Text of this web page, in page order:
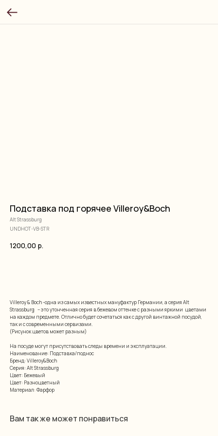
Подставка под горячее Villeroy&Boch
Alt Strassburg
UNDHOT-VB-STR
1200,00 р.
Villeroy & Boch -одна из самых известных мануфактур Германии, а серия Alt
Strassburg – это утонченная серия в бежевом оттенке с разными яркими цветами
на каждом предмете. Отлично будет сочетаться как с другой винтажной посудой,
так и с современными сервизами.
(Рисунок цветов может разным)
На посуде могут присутствовать следы времени и эксплуатации.
Наименование: Подставка/поднос
Бренд: Villeroy&Boch
Серия: Alt Strassburg
Цвет: Бежевый
Цвет: Разноцветный
Материал: Фарфор
Вам так же может понравиться